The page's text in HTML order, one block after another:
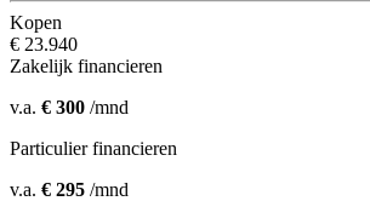
Kopen
€ 23.940
Zakelijk financieren
v.a. € 300 /mnd
Particulier financieren
v.a. € 295 /mnd